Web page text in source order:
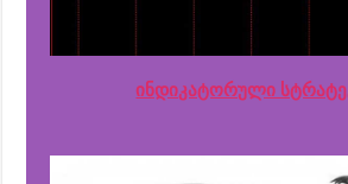
ინდიკატორული